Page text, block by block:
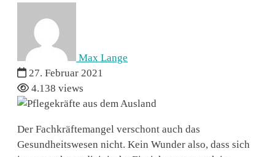
Pflegefachkräfte
aus
dem
Ausland
–
so
Max Lange
27. Februar 2021
4.138 views
Der Fachkräftemangel verschont auch das
Gesundheitswesen nicht. Kein Wunder also, dass sich